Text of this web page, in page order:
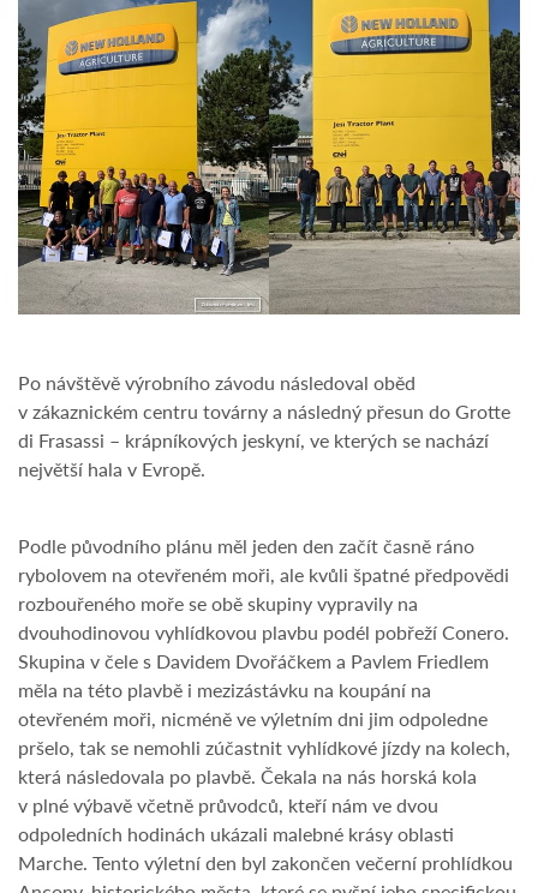
Po návštěvě výrobního závodu následoval oběd
v zákaznickém centru továrny a následný přesun do Grotte
di Frasassi – krápníkových jeskyní, ve kterých se nachází
největší hala v Evropě.
Podle původního plánu měl jeden den začít časně ráno
rybolovem na otevřeném moři, ale kvůli špatné předpovědi
rozbouřeného moře se obě skupiny vypravily na
dvouhodinovou vyhlídkovou plavbu podél pobřeží Conero.
Skupina v čele s Davidem Dvořáčkem a Pavlem Friedlem
měla na této plavbě i mezizástávku na koupání na
otevřeném moři, nicméně ve výletním dni jim odpoledne
pršelo, tak se nemohli zúčastnit vyhlídkové jízdy na kolech,
která následovala po plavbě. Čekala na nás horská kola
v plné výbavě včetně průvodců, kteří nám ve dvou
odpoledních hodinách ukázali malebné krásy oblasti
Marche. Tento výletní den byl zakončen večerní prohlídkou